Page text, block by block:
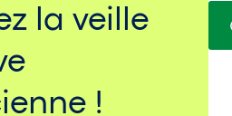
la veille
!